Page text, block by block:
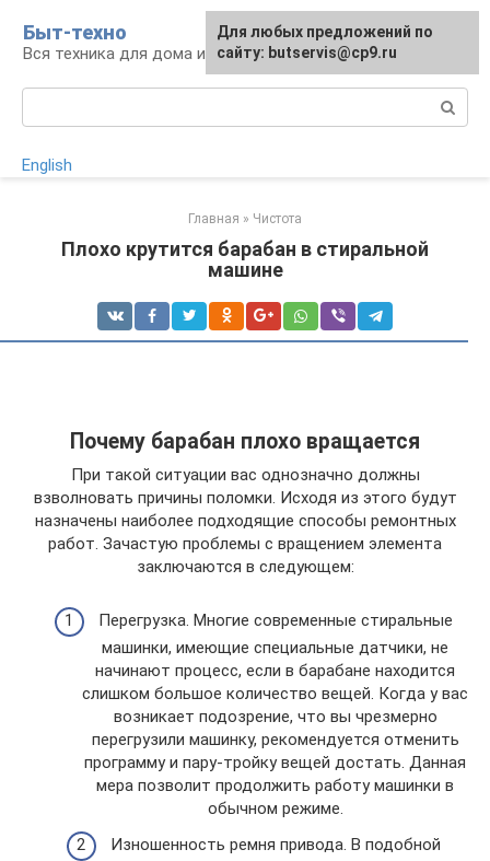
контенту
Быт-техно
Вся техника для дома и сада
English
Главная » Чистота
Плохо крутится барабан в стиральной
машине
Почему барабан плохо вращается
При такой ситуации вас однозначно должны
взволновать причины поломки. Исходя из этого будут
назначены наиболее подходящие способы ремонтных
работ. Зачастую проблемы с вращением элемента
заключаются в следующем:
Перегрузка. Многие современные стиральные
машинки, имеющие специальные датчики, не
начинают процесс, если в барабане находится
слишком большое количество вещей. Когда у вас
возникает подозрение, что вы чрезмерно
перегрузили машинку, рекомендуется отменить
программу и пару-тройку вещей достать. Данная
мера позволит продолжить работу машинки в
обычном режиме.
Изношенность ремня привода. В подобной
Для любых предложений по
сайту: butservis@cp9.ru